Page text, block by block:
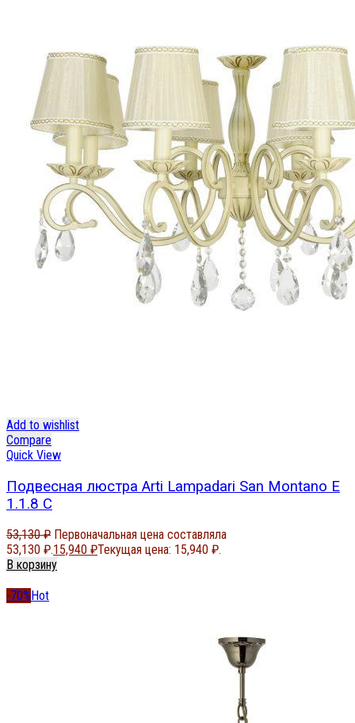
Add to wishlist
Compare
Quick View
Подвесная люстра Arti Lampadari San Montano E
1.1.8 C
53,130₽ Первоначальная цена составляла
53,130 ₽.15,940 ₽Текущая цена: 15,940 ₽.
В корзину
-70% Hot